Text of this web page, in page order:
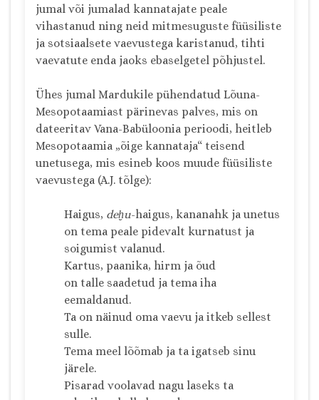
jumal või jumalad kannatajate peale
vihastanud ning neid mitmesuguste füüsiliste
ja sotsiaalsete vaevustega karistanud, tihti
vaevatute enda jaoks ebaselgetel põhjustel.
Ühes jumal Mardukile pühendatud Lõuna-
Mesopotaamiast pärinevas palves, mis on
dateeritav Vana-Babüloonia perioodi, heitleb
Mesopotaamia „õige kannataja“ teisend
unetusega, mis esineb koos muude füüsiliste
vaevustega (A.J. tõlge):
Haigus, deḫu-haigus, kananahk ja unetus
on tema peale pidevalt kurnatust ja
soigumist valanud.
Kartus, paanika, hirm ja õud
on talle saadetud ja tema iha
eemaldanud.
Ta on näinud oma vaevu ja itkeb sellest
sulle.
Tema meel lõõmab ja ta igatseb sinu
järele.
Pisarad voolavad nagu laseks ta